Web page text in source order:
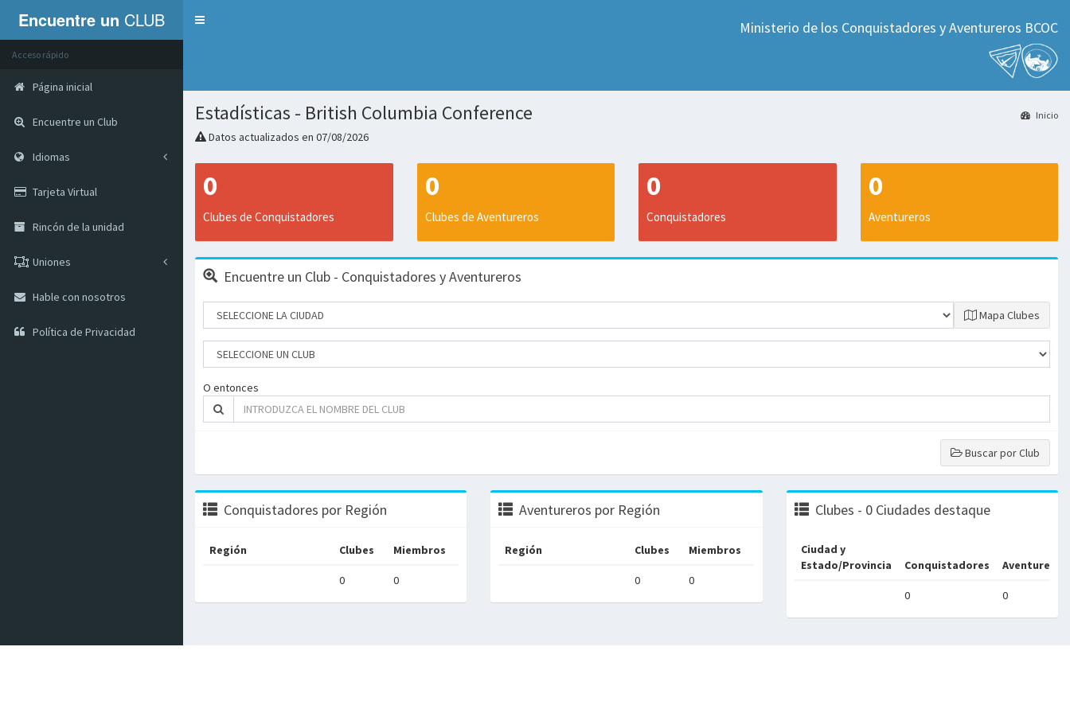
Encuentre un CLUB Servicios Ministerio de los Conquistadores y Aventureros BCOC
Acceso rápido
Página inicial
Encuentre un Club
Idiomas
Tarjeta Virtual
Rincón de la unidad
Uniones
Hable con nosotros
Política de Privacidad
Estadísticas - British Columbia Conference
Datos actualizados en 07/08/2026
Inicio
0
Clubes de Conquistadores
0
Clubes de Aventureros
0
Conquistadores
0
Aventureros
Encuentre un Club - Conquistadores y Aventureros
Mapa Clubes
O entonces
Buscar por Club
Conquistadores por Región
Región Clubes Miembros
0 0
Aventureros por Región
Región Clubes Miembros
0 0
Clubes - 0 Ciudades destaque
Ciudad y
Estado/Provincia
Conquistadores Aventureros
0 0